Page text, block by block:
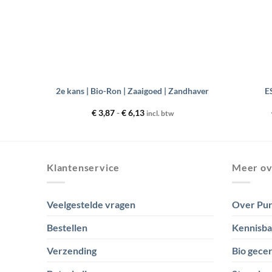
2e kans | Bio-Ron | Zaaigoed | Zandhaver
€3,87-€6,13Prijsklasse:
incl. btw
Klantenservice
Veelgestelde vragen
Bestellen
Verzending
Meer
Over
Bio